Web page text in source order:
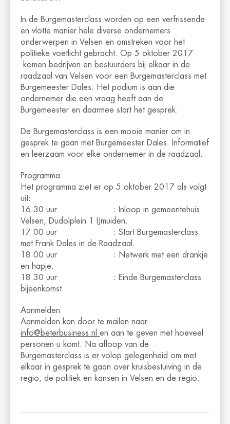
In de Burgemasterclass worden op een verfrissende
en vlotte manier hele diverse ondernemers
onderwerpen in Velsen en omstreken voor het
politieke voetlicht gebracht. Op 5 oktober 2017
komen bedrijven en bestuurders bij elkaar in de
raadzaal van Velsen voor een Burgemasterclass met
Burgemeester Dales. Het podium is aan die
ondernemer die een vraag heeft aan de
Burgemeester en daarmee start het gesprek.
De Burgemasterclass is een mooie manier om in
gesprek te gaan met Burgemeester Dales. Informatief
en leerzaam voor elke ondernemer in de raadzaal.
Programma
Het programma ziet er op 5 oktober 2017 als volgt
uit:
16.30 uur : Inloop in gemeentehuis
Velsen, Dudolplein 1 IJmuiden.
17.00 uur : Start Burgemasterclass
met Frank Dales in de Raadzaal.
18.00 uur : Netwerk met een drankje
en hapje.
18.30 uur : Einde Burgemasterclass
bijeenkomst.
Aanmelden
Aanmelden kan door te mailen naar
info@beterbusiness.nl en aan te geven met hoeveel
personen u komt. Na afloop van de
Burgemasterclass is er volop gelegenheid om met
elkaar in gesprek te gaan over kruisbestuiving in de
regio, de politiek en kansen in Velsen en de regio.